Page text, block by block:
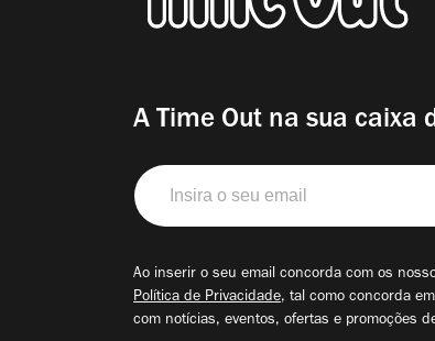
A Time Out na sua caixa
Insira
o
seu
Ao inserir o seu email concorda com os
Política de Privacidade, tal como concorda
com notícias, eventos, ofertas e promoções